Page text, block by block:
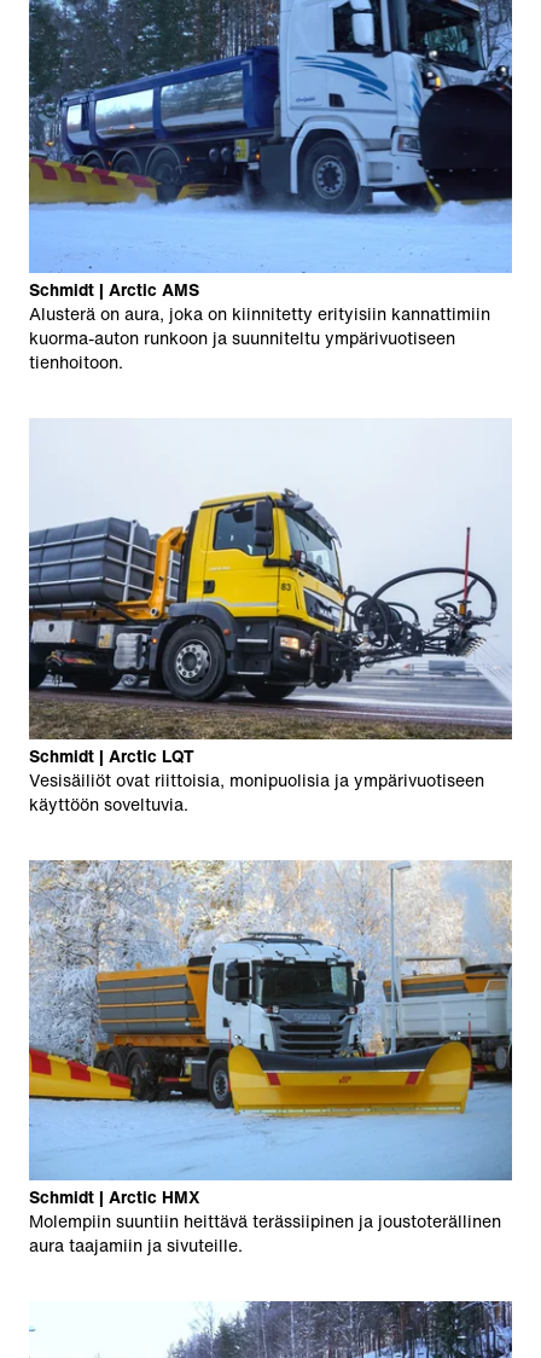
Schmidt | Arctic AMS
Alusterä on aura, joka on kiinnitetty erityisiin kannattimiin
kuorma-auton runkoon ja suunniteltu ympärivuotiseen
tienhoitoon.
Schmidt | Arctic LQT
Vesisäiliöt ovat riittoisia, monipuolisia ja ympärivuotiseen
käyttöön soveltuvia.
Schmidt | Arctic HMX
Molempiin suuntiin heittävä terässiipinen ja joustoterällinen
aura taajamiin ja sivuteille.